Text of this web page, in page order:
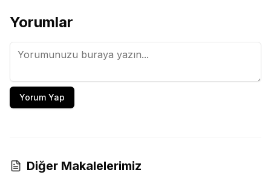
Yorumlar
Yorum Yap
Diğer Makalelerimiz